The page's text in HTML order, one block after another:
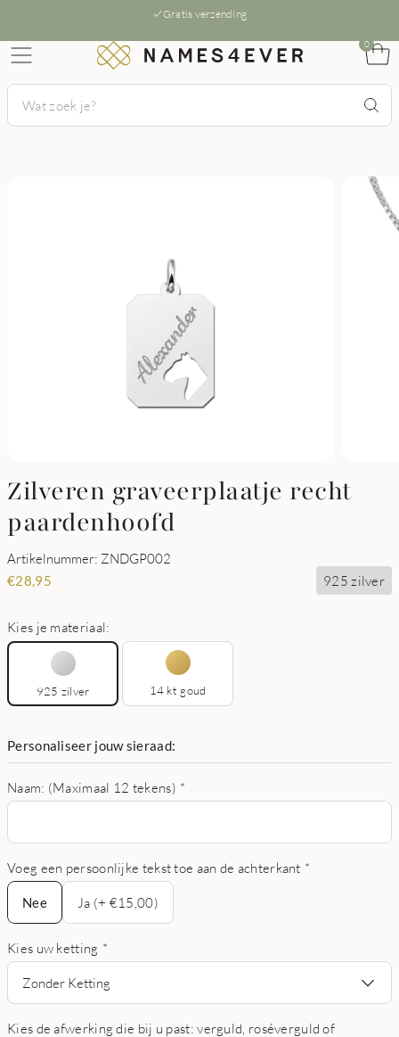
Gratis verzending
0
Zilveren graveerplaatje recht
paardenhoofd
Artikelnummer: ZNDGP002
€28,95 925 zilver
Kies je materiaal:
925 zilver 14 kt goud
Personaliseer jouw sieraad:
Naam: (Maximaal 12 tekens) *
Voeg een persoonlijke tekst toe aan de achterkant *
Nee
Nee
Ja (+ €15,00)
Kies uw ketting *
Zonder Ketting
Kies de afwerking die bij u past: verguld, roséverguld of